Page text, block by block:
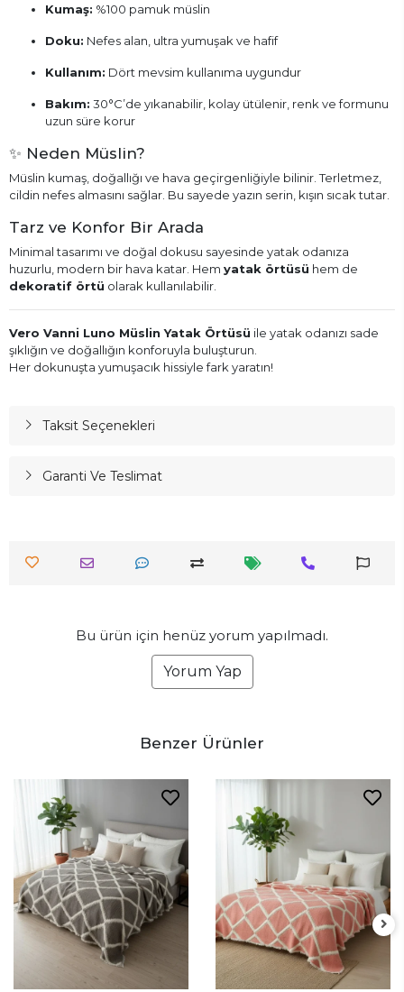
Kumaş: %100 pamuk müslin
Doku: Nefes alan, ultra yumuşak ve hafif
Kullanım: Dört mevsim kullanıma uygundur
Bakım: 30°C’de yıkanabilir, kolay ütülenir, renk ve formunu
uzun süre korur
✨ Neden Müslin?
Müslin kumaş, doğallığı ve hava geçirgenliğiyle bilinir. Terletmez,
cildin nefes almasını sağlar. Bu sayede yazın serin, kışın sıcak tutar.
Tarz ve Konfor Bir Arada
Minimal tasarımı ve doğal dokusu sayesinde yatak odanıza
huzurlu, modern bir hava katar. Hem yatak örtüsü hem de
dekoratif örtü olarak kullanılabilir.
Vero Vanni Luno Müslin Yatak Örtüsü ile yatak odanızı sade
şıklığın ve doğallığın konforuyla buluşturun.
Her dokunuşta yumuşacık hissiyle fark yaratın!
Taksit Seçenekleri
Garanti Ve Teslimat
Bu ürün için henüz yorum yapılmadı.
Yorum Yap
Benzer Ürünler